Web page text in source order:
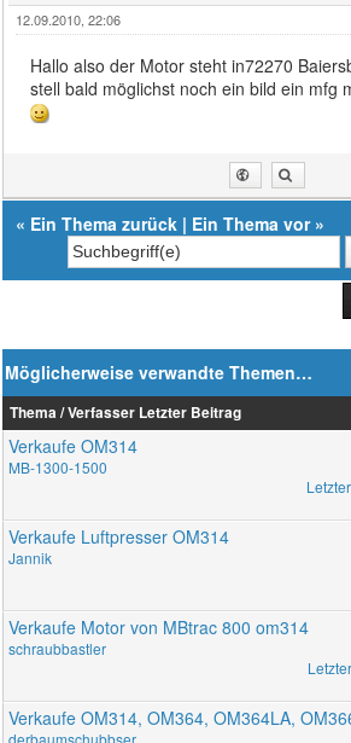
12.09.2010, 22:06
Hallo also der Motor steht in72270
stell bald möglichst noch ein bild ein mfg
« Ein Thema zurück | Ein Thema vor»
Möglicherweise verwandte Themen…
Thema / Verfasser Letzter Beitrag
Verkaufe OM314
MB-1300-1500
Verkaufe Luftpresser OM314
Jannik
Verkaufe Motor von MBtrac 800 om314
schraubbastler
Verkaufe OM314, OM364, OM364LA,